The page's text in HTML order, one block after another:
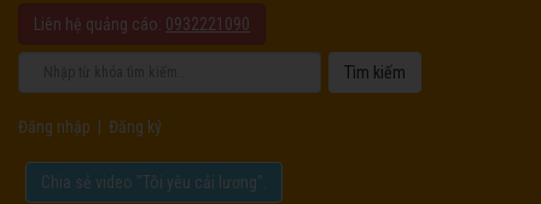
Liên hệ quảng cáo: 0932221090
Đăng nhập Đăng ký
Chia sẻ video "Tôi yêu cải lương".